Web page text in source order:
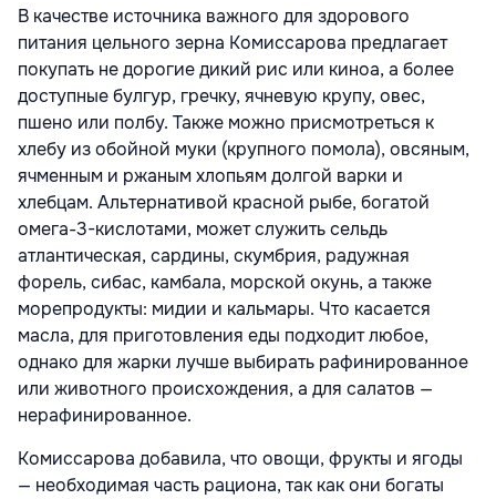
В качестве источника важного для здорового
питания цельного зерна Комиссарова предлагает
покупать не дорогие дикий рис или киноа, а более
доступные булгур, гречку, ячневую крупу, овес,
пшено или полбу. Также можно присмотреться к
хлебу из обойной муки (крупного помола), овсяным,
ячменным и ржаным хлопьям долгой варки и
хлебцам. Альтернативой красной рыбе, богатой
омега-3-кислотами, может служить сельдь
атлантическая, сардины, скумбрия, радужная
форель, сибас, камбала, морской окунь, а также
морепродукты: мидии и кальмары. Что касается
масла, для приготовления еды подходит любое,
однако для жарки лучше выбирать рафинированное
или животного происхождения, а для салатов —
нерафинированное.
Комиссарова добавила, что овощи, фрукты и ягоды
— необходимая часть рациона, так как они богаты